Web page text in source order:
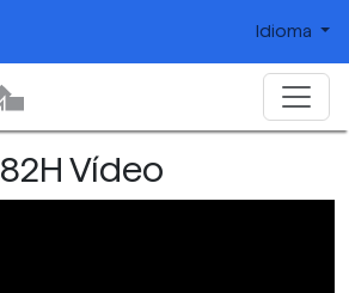
Idioma
82H Vídeo